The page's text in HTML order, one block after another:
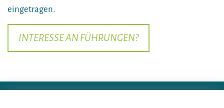
eingetragen.
INTERESSE AN FÜHRUNGEN?